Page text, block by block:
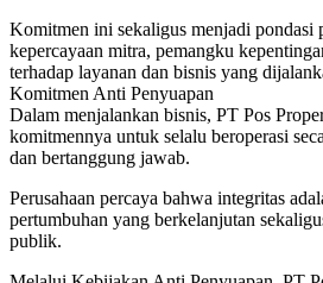
Komitmen ini sekaligus menjadi pondasi
kepercayaan mitra, pemangku
terhadap layanan dan bisnis yang
Komitmen Anti Penyuapan
Dalam menjalankan bisnis, PT Pos
komitmennya untuk selalu beroperasi
dan bertanggung jawab.
Perusahaan percaya bahwa integritas
pertumbuhan yang berkelanjutan
publik.